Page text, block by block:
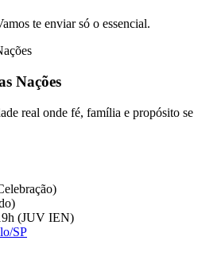
te enviar só o essencial.
Nações
real onde fé, família e propósito se
(JUV IEN)
SP